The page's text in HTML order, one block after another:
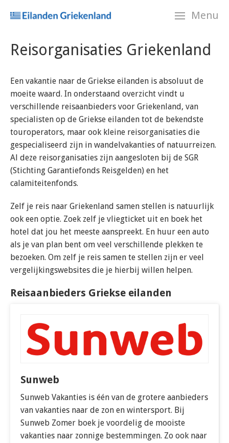
navigation
Menu
Reisorganisaties Griekenland
Een vakantie naar de Griekse eilanden is absoluut de
moeite waard. In onderstaand overzicht vindt u
verschillende reisaanbieders voor Griekenland, van
specialisten op de Griekse eilanden tot de bekendste
touroperators, maar ook kleine reisorganisaties die
gespecialiseerd zijn in wandelvakanties of natuurreizen.
Al deze reisorganisaties zijn aangesloten bij de SGR
(Stichting Garantiefonds Reisgelden) en het
calamiteitenfonds.
Zelf je reis naar Griekenland samen stellen is natuurlijk
ook een optie. Zoek zelf je vliegticket uit en boek het
hotel dat jou het meeste aanspreekt. En huur een auto
als je van plan bent om veel verschillende plekken te
bezoeken. Om zelf je reis samen te stellen zijn er veel
vergelijkingswebsites die je hierbij willen helpen.
Reisaanbieders Griekse eilanden
Sunweb
Sunweb Vakanties is één van de grotere aanbieders
van vakanties naar de zon en wintersport. Bij
Sunweb Zomer boek je voordelig de mooiste
vakanties naar zonnige bestemmingen. Zo ook naar